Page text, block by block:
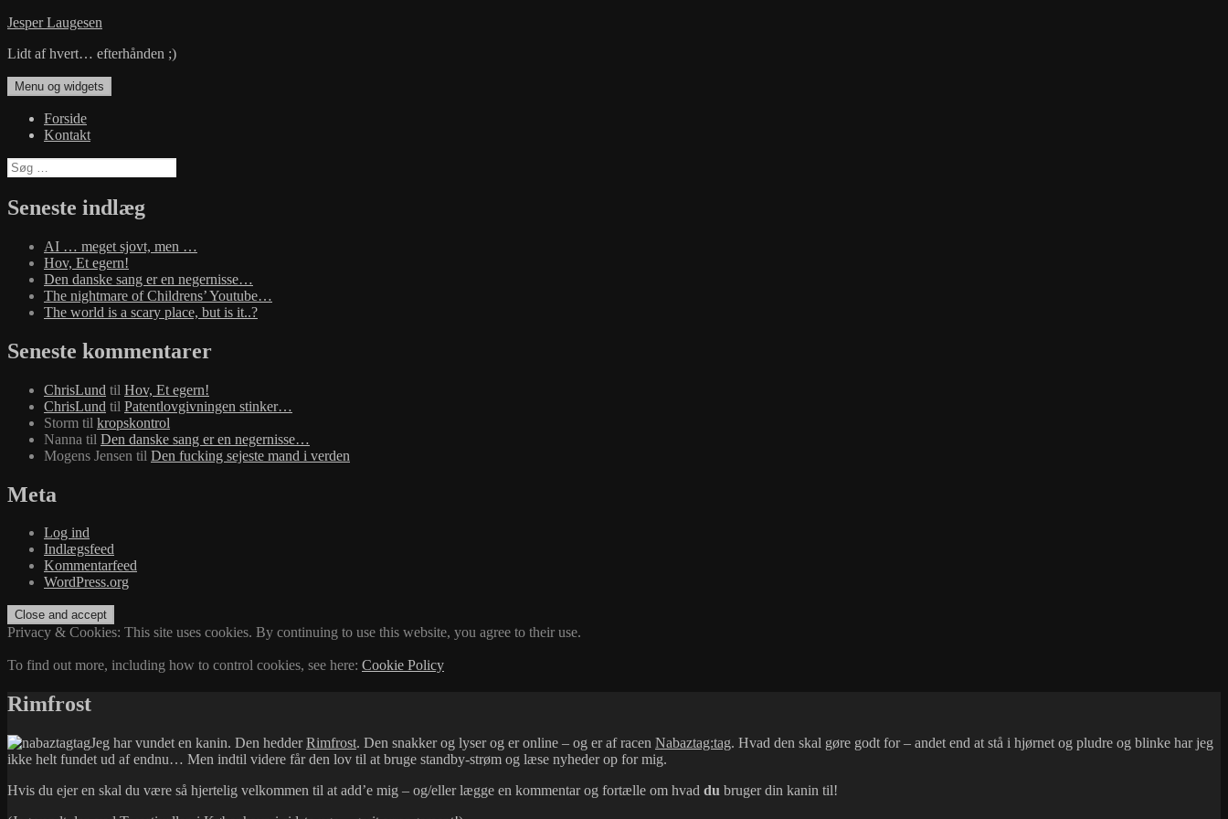
Hop
indhold
Jesper Laugesen
Lidt af hvert… efterhånden ;)
Menu og widgets
Forside
Kontakt
Søg
efter:
Seneste indlæg
AI … meget sjovt, men …
Hov, Et egern!
Den danske sang er en negernisse…
The nightmare of Childrens’ Youtube…
The world is a scary place, but is it..?
Seneste kommentarer
ChrisLund til Hov, Et egern!
ChrisLund til Patentlovgivningen stinker…
Storm til kropskontrol
Nanna til Den danske sang er en negernisse…
Mogens Jensen til Den fucking sejeste mand i verden
Meta
Log ind
Indlægsfeed
Kommentarfeed
WordPress.org
Privacy & Cookies: This site uses cookies. By continuing to use this website, you agree to their use.
To find out more, including how to control cookies, see here: Cookie Policy
Rimfrost
Jeg har vundet en kanin. Den hedderRimfrost. Den snakker og lyser og er online – og er af racen Nabaztag:tag. Hvad den skal gøre godt for – andet end at stå i hjørnet og pludre og blinke har jeg
ikke helt fundet ud af endnu… Men indtil videre får den lov til at bruge standby-strøm og læse nyheder op for mig.
Hvis du ejer en skal du være så hjertelig velkommen til at add’e mig – og/eller lægge en kommentar og fortælle om hvad du bruger din kanin til!